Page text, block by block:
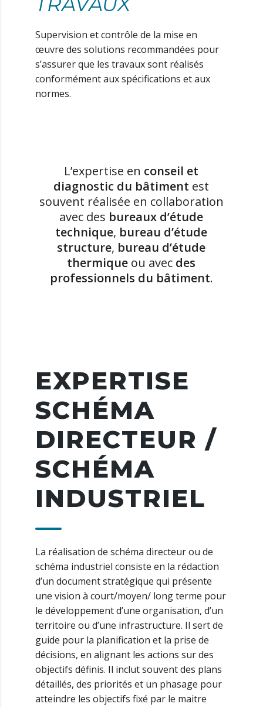
Supervision et contrôle de la mise en
œuvre des solutions recommandées pour
s’assurer que les travaux sont réalisés
conformément aux spécifications et aux
normes.
L’expertise en conseil et
diagnostic du bâtiment est
souvent réalisée en collaboration
avec des bureaux d’étude
technique, bureau d’étude
structure, bureau d’étude
thermique ou avec des
professionnels du bâtiment.
EXPERTISE
SCHÉMA
DIRECTEUR /
SCHÉMA
INDUSTRIEL
La réalisation de schéma directeur ou de
schéma industriel consiste en la rédaction
d’un document stratégique qui présente
une vision à court/moyen/ long terme pour
le développement d’une organisation, d’un
territoire ou d’une infrastructure. Il sert de
guide pour la planification et la prise de
décisions, en alignant les actions sur des
objectifs définis. Il inclut souvent des plans
détaillés, des priorités et un phasage pour
atteindre les objectifs fixé par le maitre